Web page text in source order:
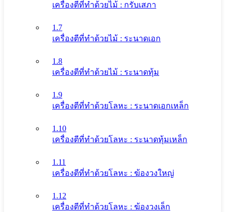
เครื่องตีที่ทําด้วยไม้ : กรับเสภา
1.7
เครื่องตีที่ทําด้วยไม้ : ระนาดเอก
1.8
เครื่องตีที่ทําด้วยไม้ : ระนาดทุ้ม
1.9
เครื่องตีที่ทําด้วยโลหะ : ระนาดเอกเหล็ก
1.10
เครื่องตีที่ทําด้วยโลหะ : ระนาดทุ้มเหล็ก
1.11
เครื่องตีที่ทําด้วยโลหะ : ฆ้องวงใหญ่
1.12
เครื่องตีที่ทําด้วยโลหะ : ฆ้องวงเล็ก